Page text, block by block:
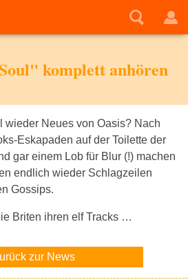
komplett anhören
wieder Neues von Oasis? Nach
Eskapaden auf der Toilette der
gar einem Lob für Blur (!) machen
endlich wieder Schlagzeilen
Gossips.
Briten ihren elf Tracks …
zur News